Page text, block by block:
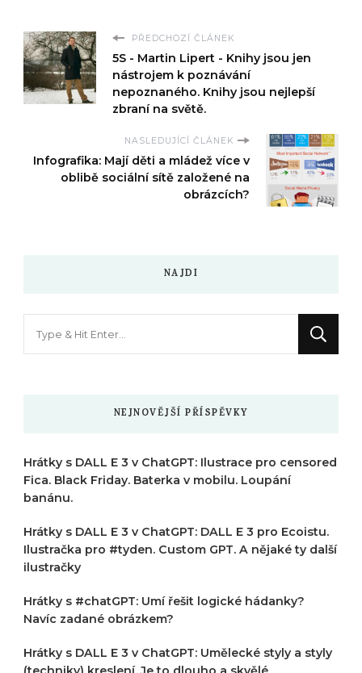
PŘEDCHOZÍ ČLÁNEK
5S - Martin Lipert - Knihy jsou jen
nástrojem k poznávání
nepoznaného. Knihy jsou nejlepší
zbraní na světě.
NASLEDUJÍCÍ ČLÁNEK
Infografika: Mají děti a mládež více v
oblibě sociální sítě založené na
obrázcích?
NAJDI
NEJNOVĚJŠÍ PŘÍSPĚVKY
Hrátky s DALL E 3 v ChatGPT: Ilustrace pro censored
Fica. Black Friday. Baterka v mobilu. Loupání
banánu.
Hrátky s DALL E 3 v ChatGPT: DALL E 3 pro Ecoistu.
Ilustračka pro #tyden. Custom GPT. A nějaké ty další
ilustračky
Hrátky s #chatGPT: Umí řešit logické hádanky?
Navíc zadané obrázkem?
Hrátky s DALL E 3 v ChatGPT: Umělecké styly a styly